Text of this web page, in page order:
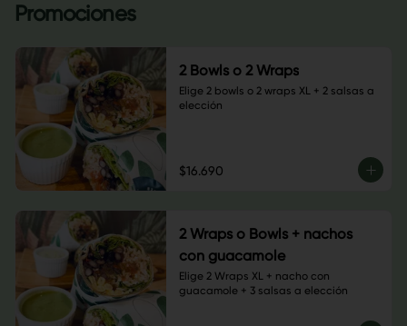
Promociones
2 Bowls o 2 Wraps
Elige 2 bowls o 2 wraps XL + 2 salsas a
elección
$16.690
2 Wraps o Bowls + nachos
con guacamole
Elige 2 Wraps XL + nacho con
guacamole + 3 salsas a elección